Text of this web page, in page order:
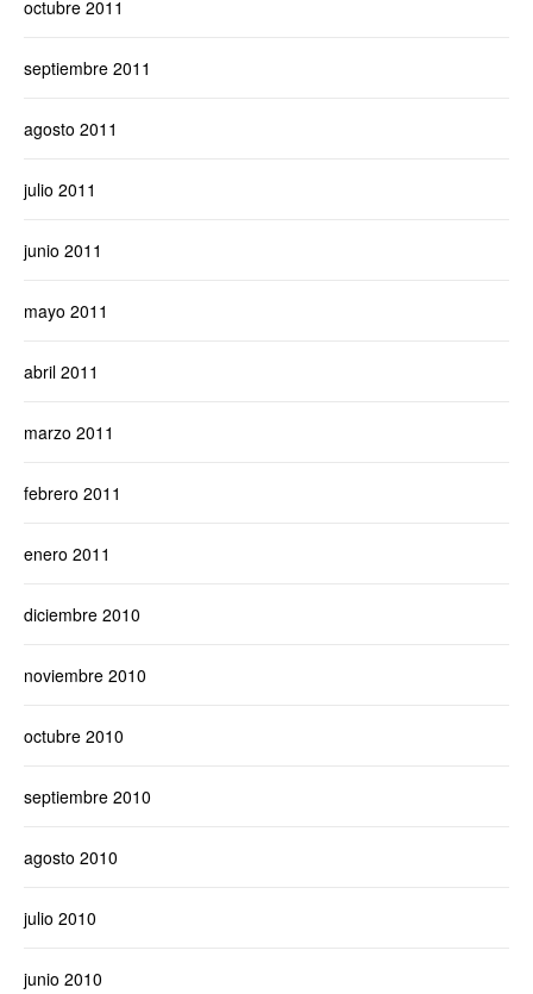
octubre 2011
septiembre 2011
agosto 2011
julio 2011
junio 2011
mayo 2011
abril 2011
marzo 2011
febrero 2011
enero 2011
diciembre 2010
noviembre 2010
octubre 2010
septiembre 2010
agosto 2010
julio 2010
junio 2010